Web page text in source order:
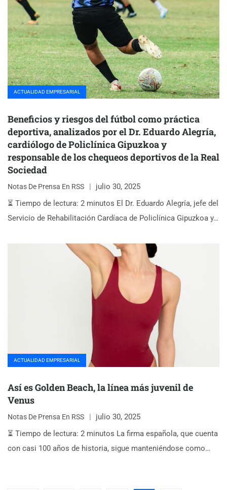
ACTUALIDAD EMPRESARIAL
Beneficios y riesgos del fútbol como práctica
deportiva, analizados por el Dr. Eduardo Alegría,
cardiólogo de Policlínica Gipuzkoa y
responsable de los chequeos deportivos de la Real
Sociedad
Notas De Prensa En RSS
julio 30, 2025
⏳ Tiempo de lectura: 2 minutos El Dr. Eduardo Alegría, jefe del
Servicio de Rehabilitación Cardíaca de Policlínica Gipuzkoa y…
ACTUALIDAD EMPRESARIAL
Así es Golden Beach, la línea más juvenil de
Venus
Notas De Prensa En RSS
julio 30, 2025
⏳ Tiempo de lectura: 2 minutos La firma española, que cuenta
con casi 100 años de historia, sigue manteniéndose como…